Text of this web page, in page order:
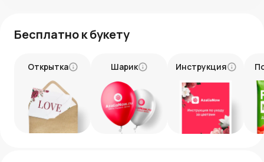
качеству принимаются только до момента отправки, по
не подлежит.
Бесплатно к букету
Открытка Шарик Инструкция